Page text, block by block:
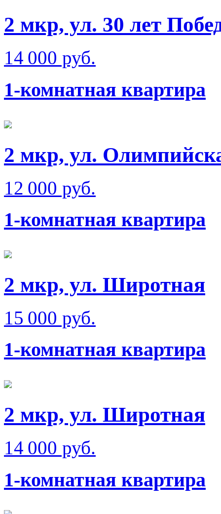
2 мкр, ул. 30 лет
14 000 руб.
1-комнатная квартира
2 мкр, ул.
12 000 руб.
1-комнатная квартира
2 мкр, ул. Широтная
15 000 руб.
1-комнатная квартира
2 мкр, ул. Широтная
14 000 руб.
1-комнатная квартира